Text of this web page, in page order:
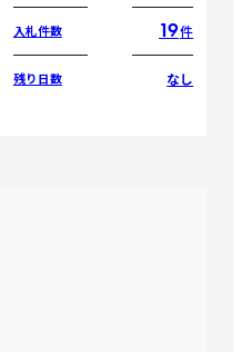
入札件数 19件
残り日数 なし